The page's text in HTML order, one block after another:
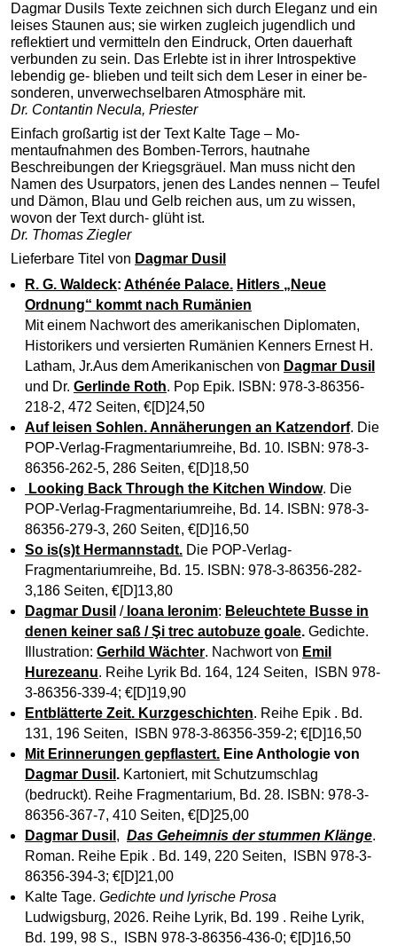
Dagmar Dusils Texte zeichnen sich durch Eleganz und ein
leises Staunen aus; sie wirken zugleich jugendlich und
reflektiert und vermitteln den Eindruck, Orten dauerhaft
verbunden zu sein. Das Erlebte ist in ihrer Introspektive
lebendig ge- blieben und teilt sich dem Leser in einer be-
sonderen, unverwechselbaren Atmosphäre mit.
Dr. Contantin Necula, Priester
Einfach großartig ist der Text Kalte Tage – Mo-
mentaufnahmen des Bomben-Terrors, hautnahe
Beschreibungen der Kriegsgräuel. Man muss nicht den
Namen des Usurpators, jenen des Landes nennen – Teufel
und Dämon, Blau und Gelb reichen aus, um zu wissen,
wovon der Text durch- glüht ist.
Dr. Thomas Ziegler
Lieferbare Titel von Dagmar Dusil
R. G. Waldeck: Athénée Palace. Hitlers „Neue
Ordnung“ kommt nach Rumänien
Mit einem Nachwort des amerikanischen Diplomaten,
Historikers und versierten Rumänien Kenners Ernest H.
Latham, Jr.Aus dem Amerikanischen von Dagmar Dusil
und Dr. Gerlinde Roth. Pop Epik. ISBN: 978-3-86356-
218-2, 472 Seiten, €[D]24,50
Auf leisen Sohlen. Annäherungen an Katzendorf. Die
POP-Verlag-Fragmentariumreihe, Bd. 10. ISBN: 978-3-
86356-262-5, 286 Seiten, €[D]18,50
Looking Back Through the Kitchen Window. Die
POP-Verlag-Fragmentariumreihe, Bd. 14. ISBN: 978-3-
86356-279-3, 260 Seiten, €[D]16,50
So is(s)t Hermannstadt.Die POP-Verlag-
Fragmentariumreihe, Bd. 15. ISBN: 978-3-86356-282-
3,186 Seiten, €[D]13,80
Dagmar Dusil /Ioana Ieronim: Beleuchtete Busse in
denen keiner saß / Şi trec autobuze goale.Gedichte.
Illustration: Gerhild Wächter. Nachwort von Emil
Hurezeanu. Reihe Lyrik Bd. 164, 124 Seiten, ISBN 978-
3-86356-339-4; €[D]19,90
Entblätterte Zeit. Kurzgeschichten. Reihe Epik . Bd.
131, 196 Seiten, ISBN 978-3-86356-359-2; €[D]16,50
Mit Erinnerungen gepflastert.Eine Anthologie von
Dagmar Dusil .Kartoniert, mit Schutzumschlag
(bedruckt). Reihe Fragmentarium, Bd. 28. ISBN: 978-3-
86356-367-7, 410 Seiten, €[D]25,00
Dagmar Dusil , Das Geheimnis der stummen Klänge.
Roman. Reihe Epik . Bd. 149, 220 Seiten, ISBN 978-3-
86356-394-3; €[D]21,00
Kalte Tage. Gedichte und lyrische Prosa
Ludwigsburg, 2026. Reihe Lyrik, Bd. 199 . Reihe Lyrik,
Bd. 199, 98 S., ISBN 978-3-86356-436-0; €[D]16,50